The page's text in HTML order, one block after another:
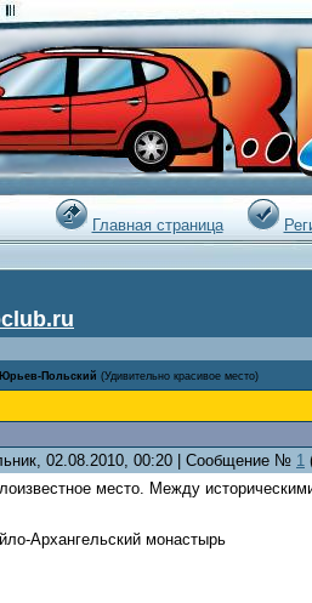
| Главная страница
Польский (Удивительно красивое место)
02.08.2010, 00:20 | Сообщение № 1
место. Между
Архангельский монастырь